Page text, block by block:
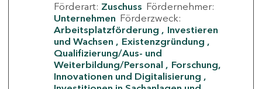
Förderart: Zuschuss Fördernehmer:
Unternehmen Förderzweck:
Arbeitsplatzförderung
Investieren
und Wachsen
Existenzgründung
Qualifizierung/Aus- und
Weiterbildung/Personal
Forschung,
Innovationen und Digitalisierung